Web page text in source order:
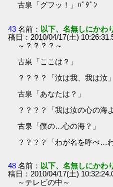
古泉「グフッ！」ﾊﾞﾀﾞﾝ
43 名前： 以下、名無しにかわ
稿日：2010/04/17(土)
～？？？？～
古泉「ここは？」
？？？？「汝は我、我は汝」
古泉「あなたは？」
？？？？「我は汝の心の海
古泉「僕の…心の海？」
？？？？「わが名を呼べ…
48 名前： 以下、名無しにかわ
稿日：2010/04/17(土)
～テレビの中～